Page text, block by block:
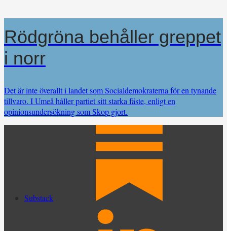
Rödgröna behåller greppet
i norr
Det är inte överallt i landet som Socialdemokraterna för en tynande
tillvaro. I Umeå håller partiet sitt starka fäste, enligt en
opinionsundersökning som Skop gjort.
Substack